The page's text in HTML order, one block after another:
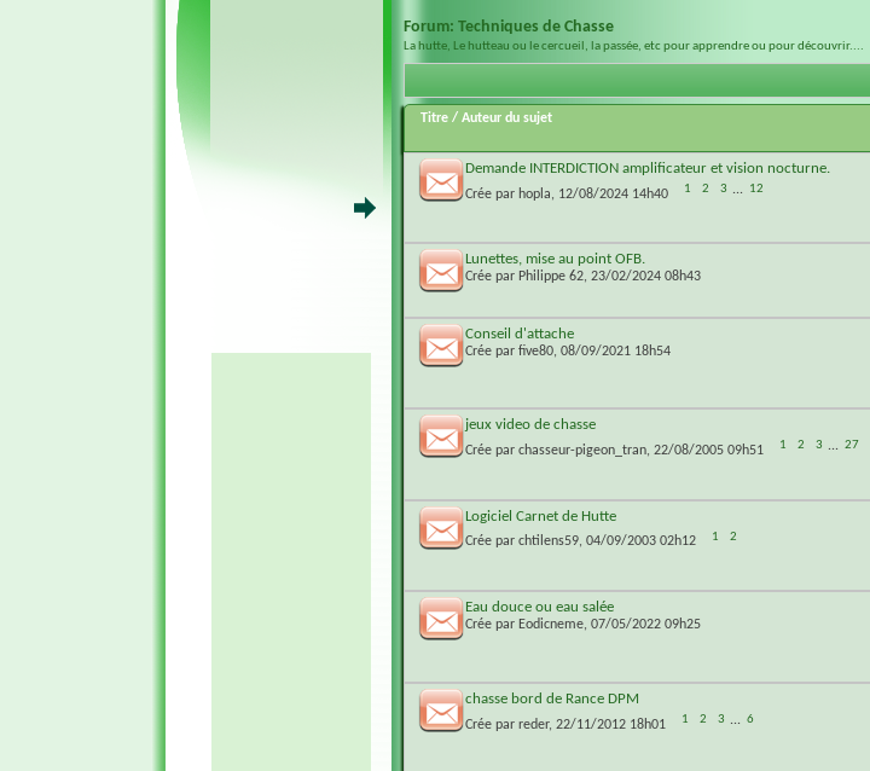
Forum: Techniques de Chasse
La hutte, Le hutteau ou le cercueil, la passée, etc pour apprendre ou pour découvrir....
Titre / Auteur du sujet
Demande INTERDICTION amplificateur et vision nocturne.
Crée par hopla, 12/08/2024 14h40 1 2 3 ... 12
Lunettes, mise au point OFB.
Crée par Philippe 62, 23/02/2024 08h43
Conseil d'attache
Crée par five80, 08/09/2021 18h54
jeux video de chasse
Crée par chasseur-pigeon_tran, 22/08/2005 09h51 1 2 3 ... 27
Logiciel Carnet de Hutte
Crée par chtilens59, 04/09/2003 02h12 1 2
Eau douce ou eau salée
Crée par Eodicneme, 07/05/2022 09h25
chasse bord de Rance DPM
Crée par reder, 22/11/2012 18h01 1 2 3 ... 6